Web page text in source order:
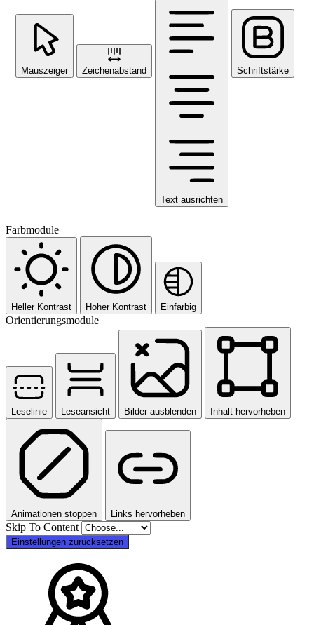
Mauszeiger Zeichenabstand
Text ausrichten
Schriftstärke
Farbmodule
Heller Kontrast Hoher Kontrast Einfarbig
Orientierungsmodule
Leselinie Leseansicht Bilder ausblenden Inhalt hervorheben
Animationen stoppen Links hervorheben
Skip To Content
Einstellungen zurücksetzen